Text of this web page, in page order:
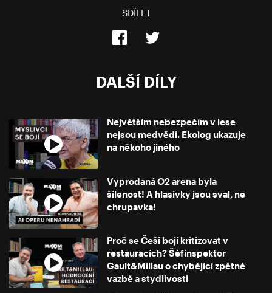
SDÍLET
DALŠÍ DÍLY
Největším nebezpečím v lese
nejsou medvědi. Ekolog ukazuje
na někoho jiného
Vyprodaná O2 arena byla
šílenost! A hlasivky jsou sval, ne
chrupavka!
Proč se Češi bojí kritizovat v
restauracích? Šéfinspektor
Gault&Millau o chybějící zpětné
vazbě a stydlivosti